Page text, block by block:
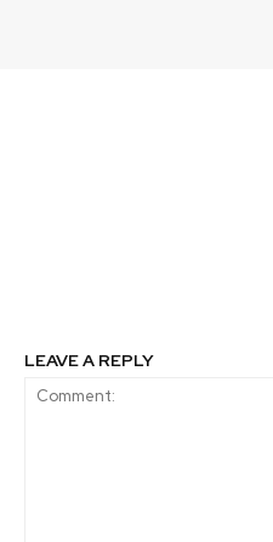
LEAVE A REPLY